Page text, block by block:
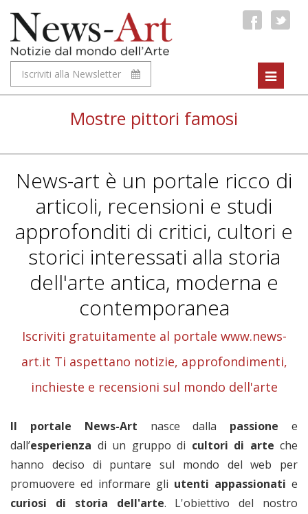
Iscriviti alla Newsletter
Toggle
Mostre pittori famosi
News-art è un portale ricco di
articoli, recensioni e studi
approfonditi di critici, cultori e
storici interessati alla storia
dell'arte antica, moderna e
contemporanea
Iscriviti gratuitamente al portale www.news-
art.it Ti aspettano notizie, approfondimenti,
inchieste e recensioni sul mondo dell'arte
Il portale News-Art nasce dalla passionee
dall’esperienza di un gruppo di cultori di arte che
hanno deciso di puntare sul mondo del web per
promuovere ed informare gli utenti appassionati e
curiosi di storia dell'arte. L'obiettivo del nostro